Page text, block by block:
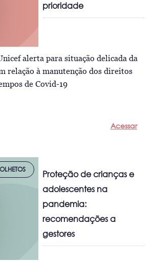
prioridade
alerta para situação delicada da
relação à manutenção dos direitos
de Covid-19
Acessar
Proteção de crianças e
adolescentes na
pandemia:
recomendações a
gestores